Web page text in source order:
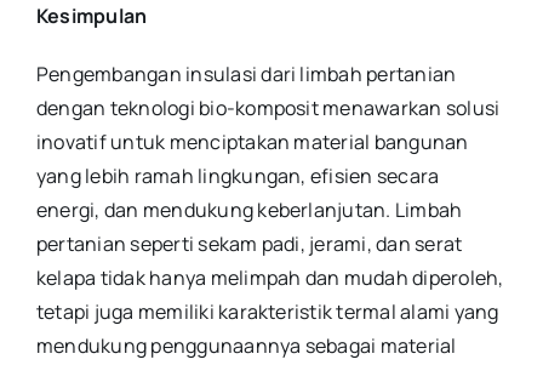
Kesimpulan
Pengembangan insulasi dari limbah pertanian
dengan teknologi bio-komposit menawarkan solusi
inovatif untuk menciptakan material bangunan
yang lebih ramah lingkungan, efisien secara
energi, dan mendukung keberlanjutan. Limbah
pertanian seperti sekam padi, jerami, dan serat
kelapa tidak hanya melimpah dan mudah diperoleh,
tetapi juga memiliki karakteristik termal alami yang
mendukung penggunaannya sebagai material